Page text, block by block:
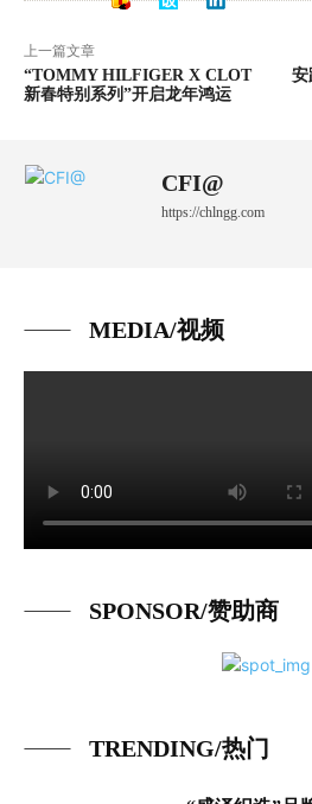
上一篇文章
“TOMMY HILFIGER X CLOT
新春特别系列”开启龙年鸿运
安
CFI@
https://chlngg.com
MEDIA/视频
SPONSOR/赞助商
TRENDING/热门